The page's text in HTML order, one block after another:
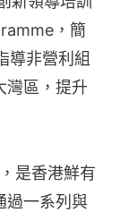
，簡
導非營利組
灣區，提升
是香港鮮有
過一系列與